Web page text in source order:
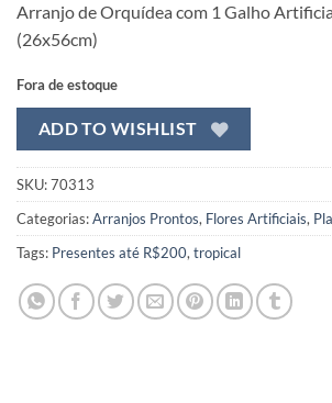
original
atual
Arranjo de Orquídea com 1 Galho
(26x56cm)
Fora de estoque
ADD TO WISHLIST
SKU:70313
Categorias:Arranjos Prontos, Flores Artificiais,
Tags: Presentes até R$200, tropical